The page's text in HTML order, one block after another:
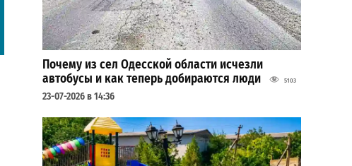
Почему из сел Одесской области исчезли
автобусы и как теперь добираются люди
5103
23-07-2026 в 14:36